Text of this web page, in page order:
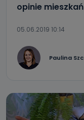
opinie
05.06.2019 10:14
Paulina